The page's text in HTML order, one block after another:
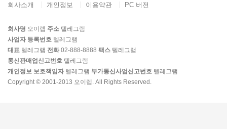
회사소개 개인정보 이용약관 PC 버전
회사명 오이렙 주소 텔레그램
사업자 등록번호 텔레그램
대표 텔레그램 전화 02-888-8888 팩스 텔레그램
통신판매업신고번호 텔레그램
개인정보 보호책임자 텔레그램 부가통신사업신고번호 텔레그램
Copyright © 2001-2013 오이렙. All Rights Reserved.